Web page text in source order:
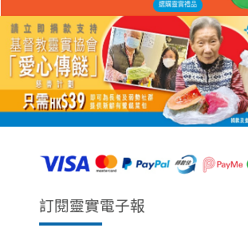
選購靈實禮品
訂閱靈實電子報